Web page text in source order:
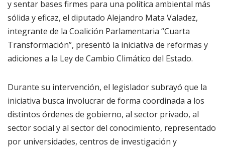
y sentar bases firmes para una política ambiental más
sólida y eficaz, el diputado Alejandro Mata Valadez,
integrante de la Coalición Parlamentaria “Cuarta
Transformación”, presentó la iniciativa de reformas y
adiciones a la Ley de Cambio Climático del Estado.
Durante su intervención, el legislador subrayó que la
iniciativa busca involucrar de forma coordinada a los
distintos órdenes de gobierno, al sector privado, al
sector social y al sector del conocimiento, representado
por universidades, centros de investigación y